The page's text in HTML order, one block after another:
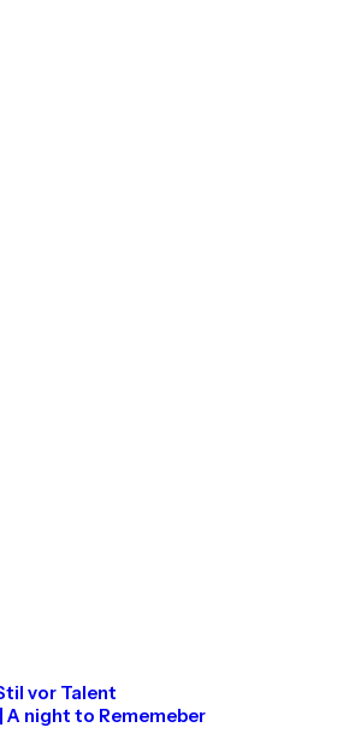
vor Talent
A night to Rememeber
80